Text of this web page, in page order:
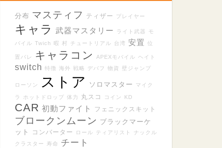
分布 マスティフ ティザー プレイヤー
キャラ 武器マスタリー ライト武器
モ
バイル Twich 暇 村 チュートリアル 台湾 安置 位
置バレ キャラコン APEXモバイル ヘイト
switch 特徴 海外 戦略 デバフ 物資 壁ジャンプ
ローソン ストア ソロマスター マイク
ラ ホットドロップ 体力 丸スコ コイン KD
CAR 初動ファイト フェニックスキット
ブロークンムーン ブラックマーケ
ット
コンバーター ロール ティアリスト
ナックル
クラスター
寿命 チート